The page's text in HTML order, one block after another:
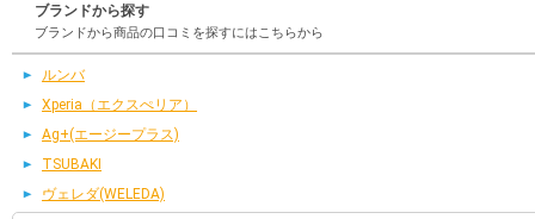
ブランドから探す
ブランドから商品の口コミを探すにはこちらから
ルンバ
Xperia（エクスぺリア）
Ag+(エージープラス)
TSUBAKI
ヴェレダ(WELEDA)